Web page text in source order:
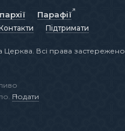
Парафії
Підтримати
Всі права застережено.
Подати